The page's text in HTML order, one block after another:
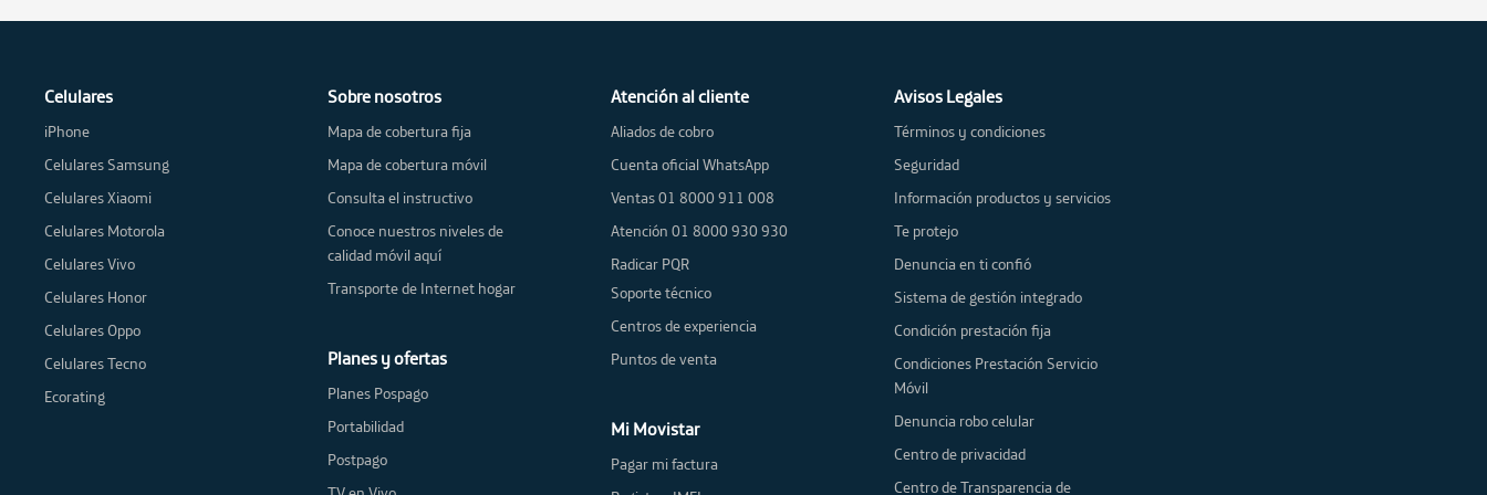
Celulares
iPhone
Celulares Samsung
Celulares Xiaomi
Celulares Motorola
Celulares Vivo
Celulares Honor
Celulares Oppo
Celulares Tecno
Ecorating
Sobre nosotros
Mapa de cobertura fija
Mapa de cobertura móvil
Consulta el instructivo
Conoce nuestros niveles de
calidad móvil aquí
Transporte de Internet hogar
Planes y ofertas
Planes Pospago
Portabilidad
Postpago
Atención al cliente
Aliados de cobro
Cuenta oficial WhatsApp
Ventas 01 8000 911 008
Atención 01 8000 930 930
Radicar PQR
Soporte técnico
Centros de experiencia
Puntos de venta
Mi Movistar
Pagar mi factura
Avisos Legales
Términos y condiciones
Seguridad
Información productos y servicios
Te protejo
Denuncia en ti confió
Sistema de gestión integrado
Condición prestación fija
Condiciones Prestación Servicio
Móvil
Denuncia robo celular
Centro de privacidad
Centro de Transparencia de